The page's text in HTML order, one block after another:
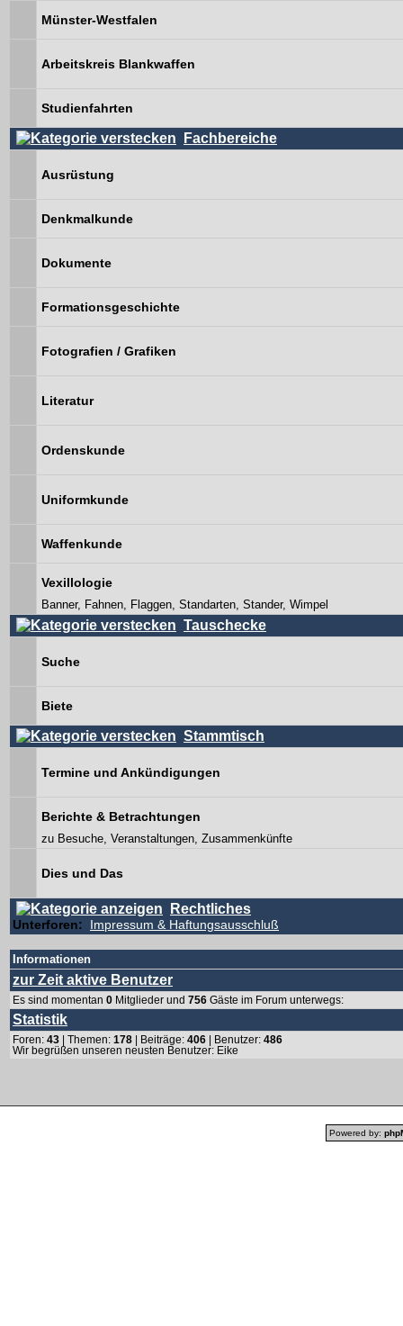
Münster-Westfalen
Arbeitskreis Blankwaffen
Studienfahrten
Fachbereiche
Ausrüstung
Denkmalkunde
Dokumente
Formationsgeschichte
Fotografien / Grafiken
Literatur
Ordenskunde
Uniformkunde
Waffenkunde
Vexillologie
Banner, Fahnen, Flaggen, Standarten, Stander, Wimpel
Tauschecke
Suche
Biete
Stammtisch
Termine und Ankündigungen
Berichte & Betrachtungen
zu Besuche, Veranstaltungen, Zusammenkünfte
Dies und Das
Rechtliches
Unterforen: Impressum & Haftungsausschluß
Informationen
zur Zeit aktive Benutzer
Es sind momentan 0 Mitglieder und 756 Gäste im Forum unterwegs:
Statistik
Foren: 43 | Themen: 178 | Beiträge: 406 | Benutzer: 486
Wir begrüßen unseren neusten Benutzer: Eike
Powered by: